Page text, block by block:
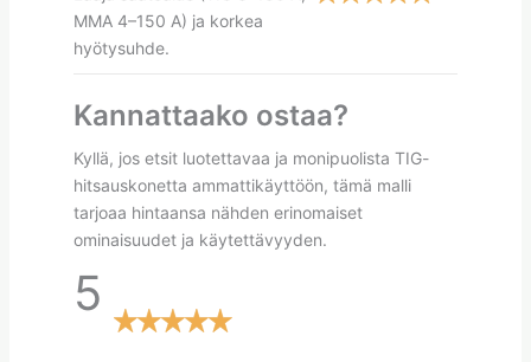
MMA 4–150 A) ja korkea
hyötysuhde.
Kannattaako ostaa?
Kyllä, jos etsit luotettavaa ja monipuolista TIG-
hitsauskonetta ammattikäyttöön, tämä malli
tarjoaa hintaansa nähden erinomaiset
ominaisuudet ja käytettävyyden.
5